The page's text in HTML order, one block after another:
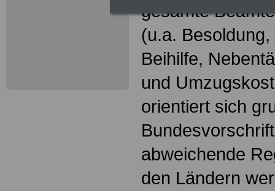
gesamte
(u.a.
Beihilfe,
und
orientiert sich
abweichende
den Ländern